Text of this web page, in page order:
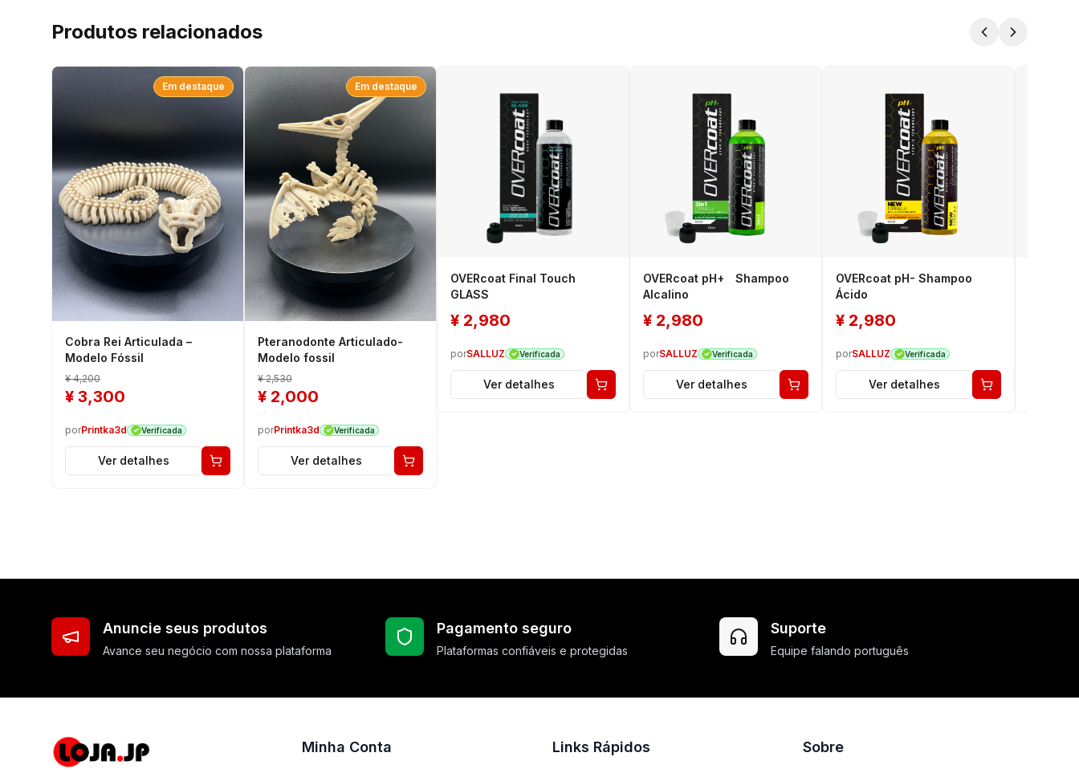
Produtos relacionados
Em destaque
Cobra Rei Articulada –
Modelo Fóssil
¥4,200
¥ 3,300
porPrintka3d Verificada
Ver detalhes
Em destaque
Pteranodonte Articulado-
Modelo fossil
¥2,530
¥ 2,000
porPrintka3d Verificada
Ver detalhes
OVERcoat Final Touch
GLASS
¥ 2,980
porSALLUZ Verificada
Ver detalhes
OVERcoat pH+ Shampoo
Alcalino
¥ 2,980
porSALLUZ Verificada
Ver detalhes
OVERcoat pH- Shampoo
Ácido
¥ 2,980
porSALLUZ Verificada
Ver detalhes
Anuncie seus produtos
Avance seu negócio com nossa plataforma
Pagamento seguro
Plataformas confiáveis e protegidas
Suporte
Equipe falando português
Minha Conta Links Rápidos Sobre